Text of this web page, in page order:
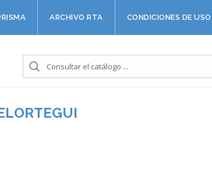
ARCHIVO RTA CONDICIONES DE USO